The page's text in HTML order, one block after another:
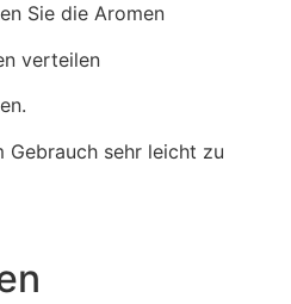
Sie die Aromen
verteilen
Gebrauch sehr leicht zu